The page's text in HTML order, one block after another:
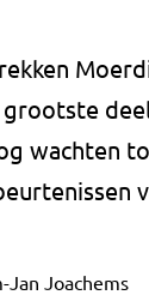
wachten
Jan Joachems